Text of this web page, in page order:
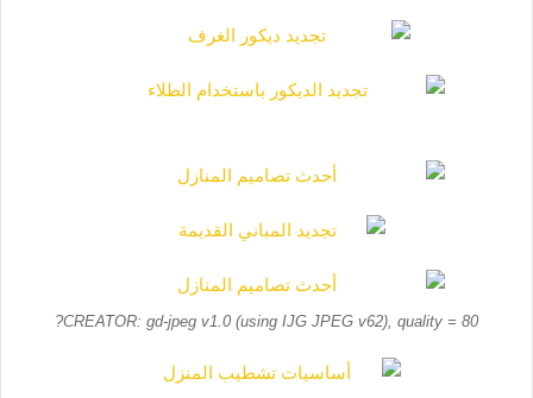
CREATOR: gd-jpeg v1.0 (using IJG JPEG v62), quality = 80?